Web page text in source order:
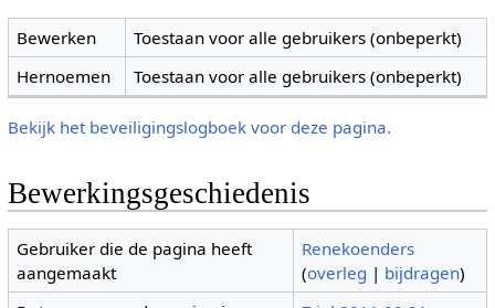
Bewerken
Toestaan voor alle gebruikers (onbeperkt)
Hernoemen
Toestaan voor alle gebruikers (onbeperkt)
Bekijk het beveiligingslogboek voor deze pagina.
Bewerkingsgeschiedenis
Gebruiker die de pagina heeft
aangemaakt
Renekoenders
(overleg | bijdragen)